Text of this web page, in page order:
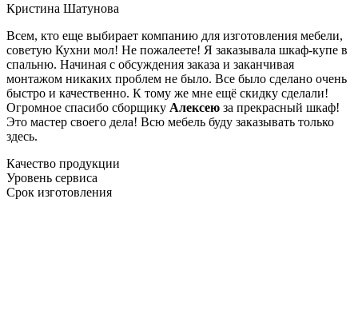
Кристина Шатунова
Всем, кто еще выбирает компанию для изготовления мебели,
советую Кухни мол! Не пожалеете! Я заказывала шкаф-купе в
спальню. Начиная с обсуждения заказа и заканчивая
монтажом никаких проблем не было. Все было сделано очень
быстро и качественно. К тому же мне ещё скидку сделали!
Огромное спасибо сборщику Алексею за прекрасный шкаф!
Это мастер своего дела! Всю мебель буду заказывать только
здесь.
Качество продукции
Уровень сервиса
Срок изготовления